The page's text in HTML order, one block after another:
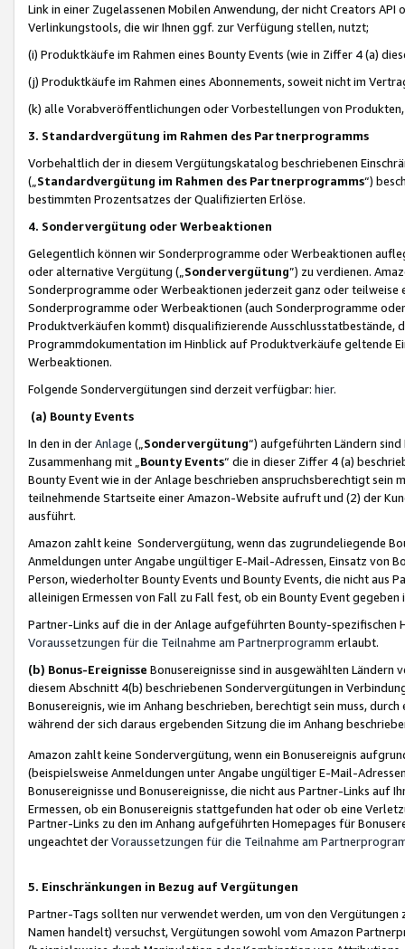
Link in einer Zugelassenen Mobilen Anwendung, der nicht Creators
Verlinkungstools, die wir Ihnen ggf. zur Verfügung stellen, nutzt;
(i) Produktkäufe im Rahmen eines Bounty Events (wie in Ziffer 4 (a)
(j) Produktkäufe im Rahmen eines Abonnements, soweit nicht im
(k) alle Vorabveröffentlichungen oder Vorbestellungen von
3. Standardvergütung im Rahmen des Partnerprogramms
Vorbehaltlich der in diesem Vergütungskatalog beschriebenen
(„ Standardvergütung im Rahmen des Partnerprogramms“)
bestimmten Prozentsatzes der Qualifizierten Erlöse.
4. Sondervergütung oder Werbeaktionen
Gelegentlich können wir Sonderprogramme oder Werbeaktionen
oder alternative Vergütung („ Sondervergütung”) zu verdienen.
Sonderprogramme oder Werbeaktionen jederzeit ganz oder
Sonderprogramme oder Werbeaktionen (auch Sonderprogramme
Produktverkäufen kommt) disqualifizierende Ausschlusstatbestände,
Programmdokumentation im Hinblick auf Produktverkäufe geltende
Werbeaktionen.
Folgende Sondervergütungen sind derzeit verfügbar: hier.
(a) Bounty Events
In den in derAnlage („ Sondervergütung“) aufgeführten Ländern
Zusammenhang mit „ Bounty Events“ die in dieser Ziffer 4 (a)
Bounty Event wie in der Anlage beschrieben anspruchsberechtigt sein
teilnehmende Startseite einer Amazon-Website aufruft und (2) der
ausführt.
Amazon zahlt keine Sondervergütung, wenn das zugrundeliegende
Anmeldungen unter Angabe ungültiger E-Mail-Adressen, Einsatz von
Person, wiederholter Bounty Events und Bounty Events, die nicht
alleinigen Ermessen von Fall zu Fall fest, ob ein Bounty Event
Partner-Links auf die in der Anlage aufgeführten Bounty-spezifischen
Voraussetzungen für die Teilnahme am Partnerprogramm erlaubt.
(b) Bonus-Ereignisse Bonusereignisse sind in ausgewählten Ländern
diesem Abschnitt 4(b) beschriebenen Sondervergütungen in
Bonusereignis, wie im Anhang beschrieben, berechtigt sein muss,
während der sich daraus ergebenden Sitzung die im Anhang
Amazon zahlt keine Sondervergütung, wenn ein Bonusereignis
(beispielsweise Anmeldungen unter Angabe ungültiger E-Mail-
Bonusereignisse und Bonusereignisse, die nicht aus Partner-Links auf
Ermessen, ob ein Bonusereignis stattgefunden hat oder ob eine
Partner-Links zu den im Anhang aufgeführten Homepages für
ungeachtet derVoraussetzungen für die Teilnahme am
5. Einschränkungen in Bezug auf Vergütungen
Partner-Tags sollten nur verwendet werden, um von den
Namen handelt) versuchst, Vergütungen sowohl vom Amazon